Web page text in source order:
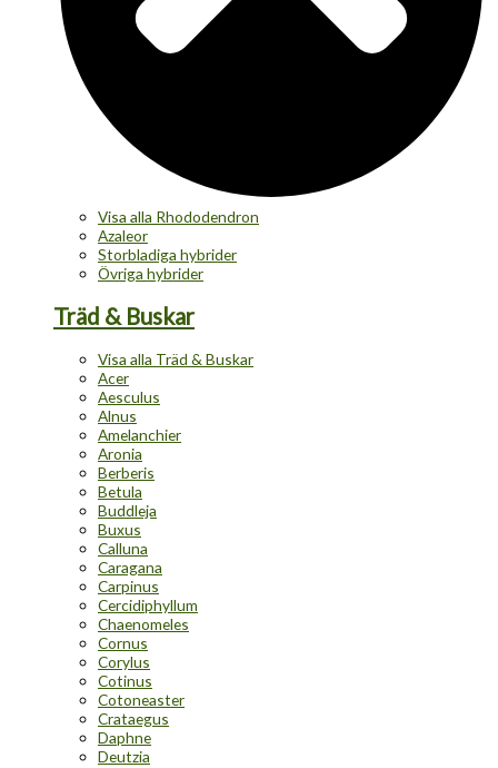
Visa alla Rhododendron
Azaleor
Storbladiga hybrider
Övriga hybrider
Träd & Buskar
Visa alla Träd & Buskar
Acer
Aesculus
Alnus
Amelanchier
Aronia
Berberis
Betula
Buddleja
Buxus
Calluna
Caragana
Carpinus
Cercidiphyllum
Chaenomeles
Cornus
Corylus
Cotinus
Cotoneaster
Crataegus
Daphne
Deutzia